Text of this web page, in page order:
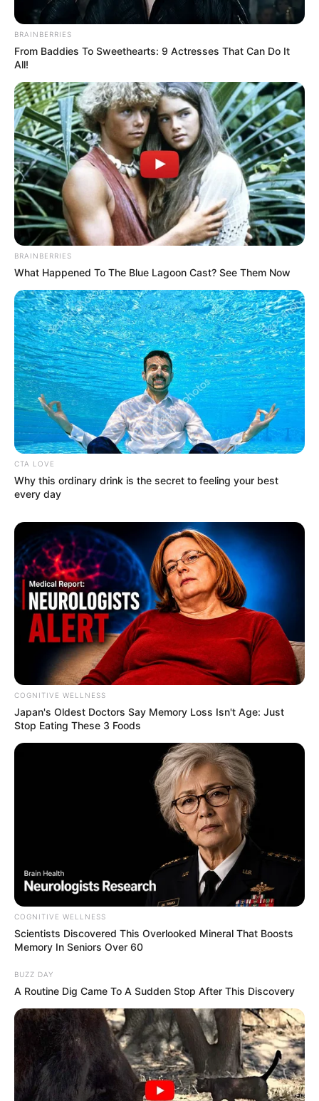
BRAINBERRIES
From Baddies To Sweethearts: 9 Actresses That Can Do It
All!
BRAINBERRIES
What Happened To The Blue Lagoon Cast? See Them Now
CTA LOVE
Why this ordinary drink is the secret to feeling your best
every day
COGNITIVE WELLNESS
Japan's Oldest Doctors Say Me​mory Lo​ss Isn't Age: Just
Stop Eating These 3 Foods
COGNITIVE WELLNESS
Scientists Discovered This Overlooked Mineral That Boosts
Memory In Seniors Over 60
BUZZ DAY
A Routine Dig Came To A Sudden Stop After This Discovery